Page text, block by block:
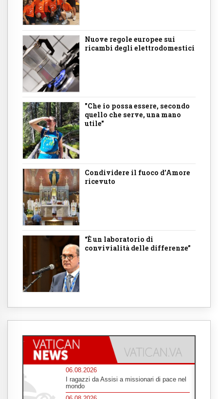
Nuove regole europee sui
ricambi degli elettrodomestici
"Che io possa essere, secondo
quello che serve, una mano
utile"
Condividere il fuoco d’Amore
ricevuto
“È un laboratorio di
convivialità delle differenze”
06.08.2026
I ragazzi da Assisi a missionari di pace nel
mondo